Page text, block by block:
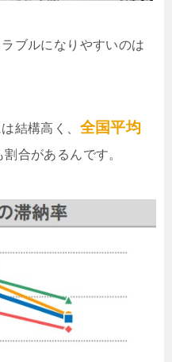
ブルになりやすいのは
結構高く、 全国平均
割合があるんです。